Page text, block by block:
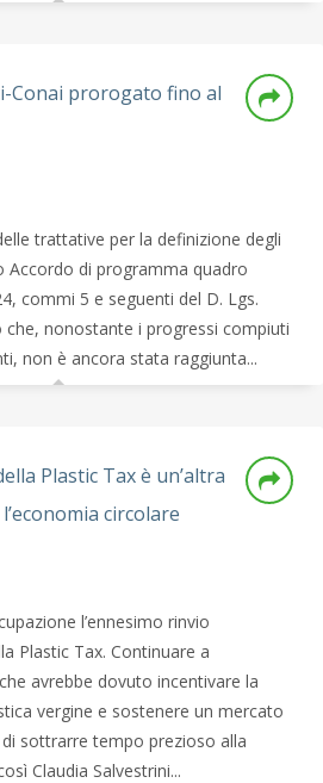
Conai prorogato fino al
trattative per la definizione degli
Accordo di programma quadro
commi 5 e seguenti del D. Lgs.
nonostante i progressi compiuti
non è ancora stata raggiunta...
Plastic Tax è un’altra
circolare
l’ennesimo rinvio
Plastic Tax. Continuare a
avrebbe dovuto incentivare la
vergine e sostenere un mercato
sottrarre tempo prezioso alla
Claudia Salvestrini...